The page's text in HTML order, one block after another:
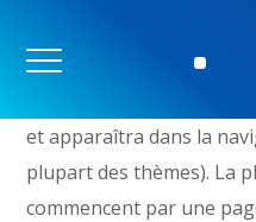
Ceci est une page
et apparaîtra dans la
plupart des thèmes). La
commencent par une